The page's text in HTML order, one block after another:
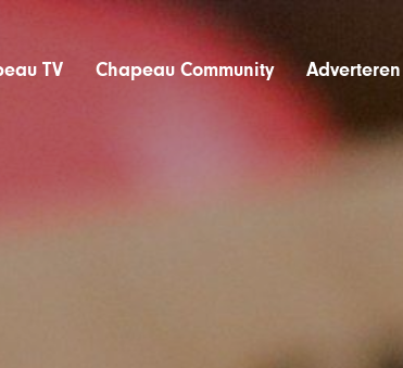
TV Chapeau Community Adverteren